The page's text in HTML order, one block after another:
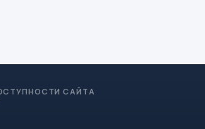
САЙТА